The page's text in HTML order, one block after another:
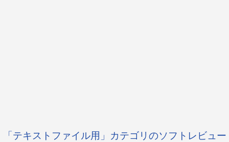
「テキストファイル用」カテゴリのソフトレビュー